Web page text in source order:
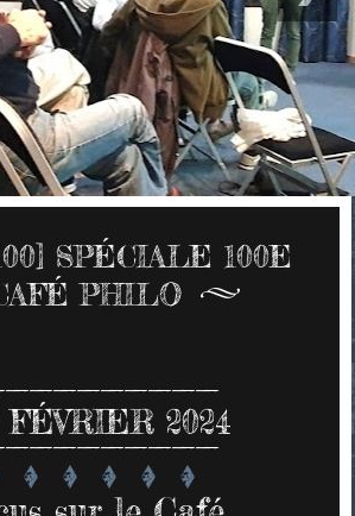
SPÉCIALE 100E
PHILO
FÉVRIER 2024